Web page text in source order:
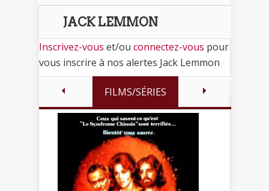
JACK LEMMON
Inscrivez-vous et/ou connectez-vous pour
vous inscrire à nos alertes Jack Lemmon
FILMS/SÉRIES